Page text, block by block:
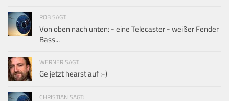
ROB SAGT:
Von oben nach unten: - eine Telecaster - weißer Fender
Bass...
WERNER SAGT:
Ge jetzt hearst auf :-)
CHRISTIAN SAGT: